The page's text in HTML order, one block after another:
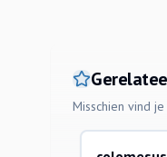
Misschien vind
aquariumvissen